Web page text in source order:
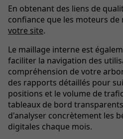
En obtenant des liens de
confiance que les moteurs
votre site.
Le maillage interne est
faciliter la navigation des
compréhension de votre
des rapports détaillés pour
positions et le volume de
tableaux de bord
d'analyser concrètement les
digitales chaque mois.